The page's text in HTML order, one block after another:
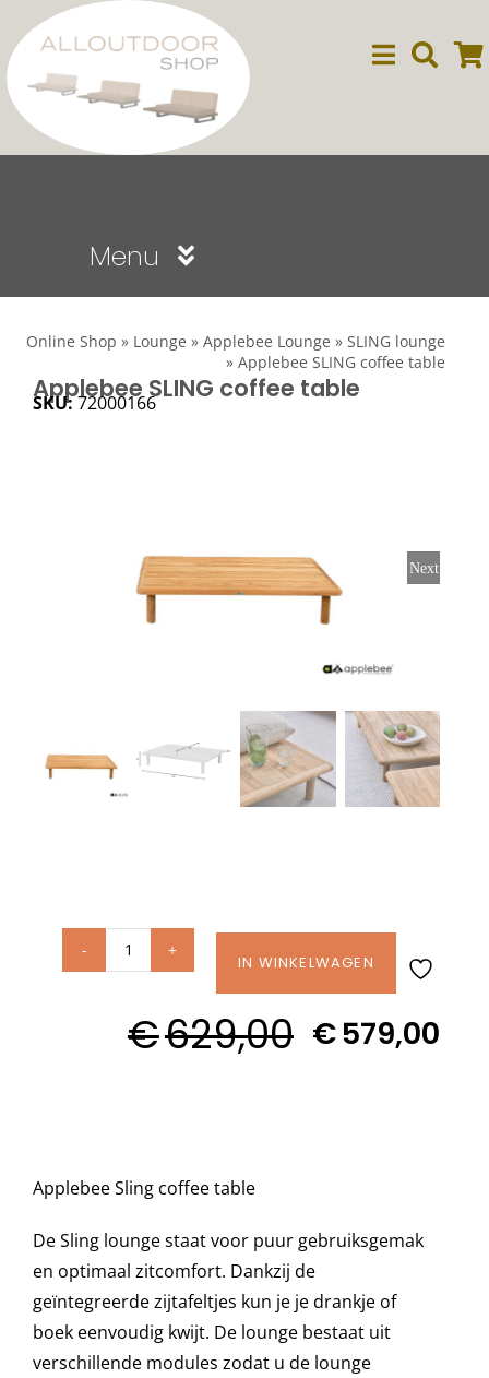
naar
inhoud
Menu
Dining
Ligbedden
Decoratie kussens
Beschermhoezen
Verlichting
Online Shop » Lounge » Applebee Lounge » SLING lounge
» Applebee SLING coffee table
Applebee SLING coffee table
SKU:72000166
Next
Applebee
coffee
table
IN WINKELWAGEN
€629,00
Oorspronkelijke
€579,00
Huidige
Applebee Sling coffee table
DeSling lounge staat voor puur gebruiksgemak
en optimaal zitcomfort. Dankzij de
geïntegreerdezijtafeltjes kun je je drankje of
boek eenvoudig kwijt. De lounge bestaat uit
verschillende modules zodat u de lounge